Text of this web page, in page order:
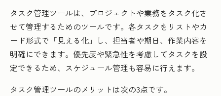
タスク管理ツールは、プロジェクトや業務をタスク化さ
せて管理するためのツールです。各タスクをリストやカ
ード形式で「見える化」し、担当者や期日、作業内容を
明確にできます。優先度や緊急性を考慮してタスクを設
定できるため、スケジュール管理も容易に行えます。
タスク管理ツールのメリットは次の3点です。